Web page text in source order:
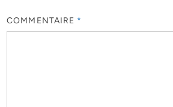
COMMENTAIRE *